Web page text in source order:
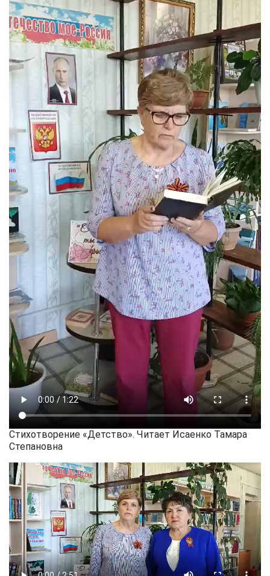
Стихотворение «Детство». Читает Исаенко Тамара
Степановна